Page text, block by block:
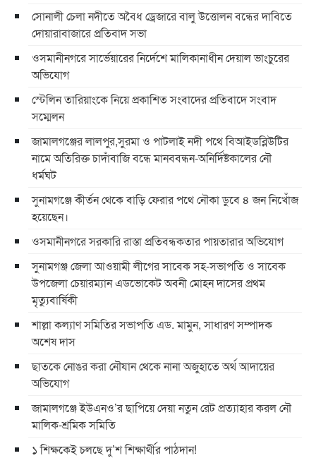
সোনালী চেলা নদীতে অবৈধ ড্রেজারে বালু উত্তোলন বন্ধের দাবিতে
দোয়ারাবাজারে প্রতিবাদ সভা
ওসমানীনগরে সার্ভেয়ারের নির্দেশে মালিকানাধীন দেয়াল ভাংচুরের
অভিযোগ
স্টেলিন তারিয়াংকে নিয়ে প্রকাশিত সংবাদের প্রতিবাদে সংবাদ
সম্মেলন
জামালগঞ্জের লালপুর,সুরমা ও পাটলাই নদী পথে বিআইডব্লিউটির
নামে অতিরিক্ত চাদাঁবাজি বন্ধে মানববন্ধন-অনির্দিষ্টকালের নৌ
ধর্মঘট
সুনামগঞ্জে কীর্তন থেকে বাড়ি ফেরার পথে নৌকা ডুবে ৪ জন নিখোঁজ
হয়েছেন।
ওসমানীনগরে সরকারি রাস্তা প্রতিবন্ধকতার পায়তারার অভিযোগ
সুনামগঞ্জ জেলা আওয়ামী লীগের সাবেক সহ-সভাপতি ও সাবেক
উপজেলা চেয়ারম্যান এডভোকেট অবনী মোহন দাসের প্রথম
মৃত্যুবার্ষিকী
শাল্লা কল্যাণ সমিতির সভাপতি এড. মামুন, সাধারণ সম্পাদক
অশেষ দাস
ছাতকে নোঙর করা নৌযান থেকে নানা অজুহাতে অর্থ আদায়ের
অভিযোগ
জামালগঞ্জে ইউএনও’র ছাপিয়ে দেয়া নতুন রেট প্রত্যাহার করল নৌ
মালিক-শ্রমিক সমিতি
১ শিক্ষকেই চলছে দু’শ শিক্ষার্থীর পাঠদান!